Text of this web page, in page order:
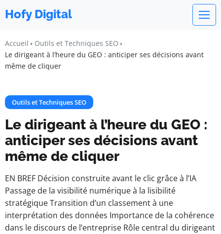
Hofy Digital
Accueil
Outils et Techniques SEO
Le dirigeant à l’heure du GEO : anticiper ses décisions avant
même de cliquer
Outils et Techniques SEO
Le dirigeant à l’heure du GEO :
anticiper ses décisions avant
même de cliquer
EN BREF Décision construite avant le clic grâce à l’IA
Passage de la visibilité numérique à la lisibilité
stratégique Transition d’un classement à une
interprétation des données Importance de la cohérence
dans le discours de l’entreprise Rôle central du dirigeant